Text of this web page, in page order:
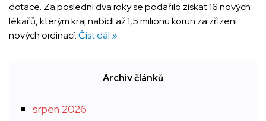
dotace. Za poslední dva roky se podařilo získat 16 nových
lékařů, kterým kraj nabídl až 1,5 milionu korun za zřízení
nových ordinací.Číst dál »
Archiv článků
srpen 2026